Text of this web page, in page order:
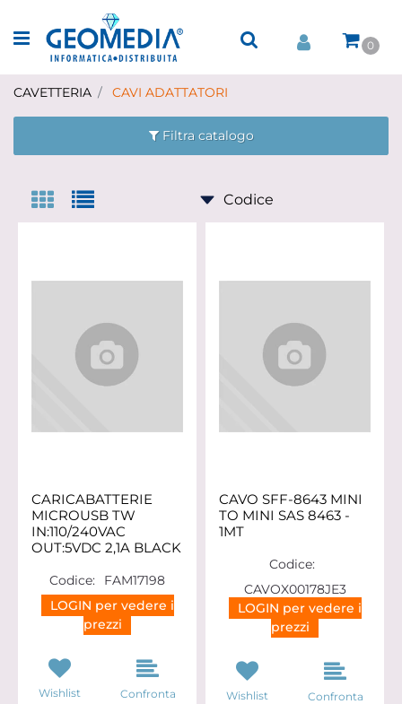
Open menu
0
CAVETTERIA CAVI ADATTATORI
Filtra catalogo
CARICABATTERIE
MICROUSB TW
IN:110/240VAC
OUT:5VDC 2,1A BLACK
Codice:
FAM17198
LOGIN per vedere i
prezzi
Wishlist Confronta
CAVO SFF-8643 MINI
TO MINI SAS 8463 -
1MT
Codice:
CAVOX00178JE3
LOGIN per vedere i
prezzi
Wishlist Confronta